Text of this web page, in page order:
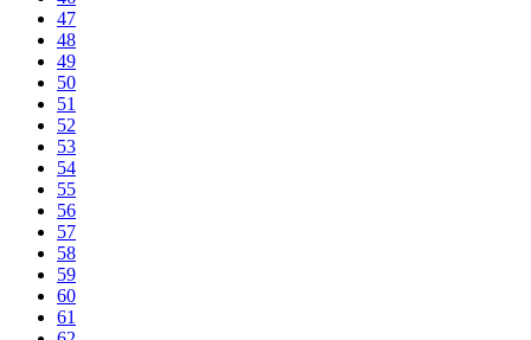
47
48
49
50
51
52
53
54
55
56
57
58
59
60
61